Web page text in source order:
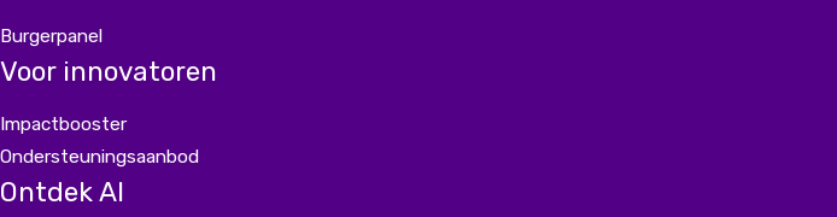
Burgerpanel
Voor innovatoren
Impactbooster
Ondersteuningsaanbod
Ontdek AI